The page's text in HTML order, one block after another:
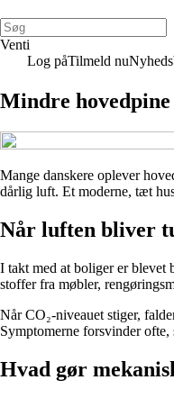
Venti
Log påTilmeld nu
Mindre
Mange danskere oplever
dårlig luft. Et moderne, tæt
Når luften bliver
I takt med at boliger er blevet
stoffer fra møbler,
Når CO₂-niveauet stiger,
Symptomerne forsvinder
Hvad gør